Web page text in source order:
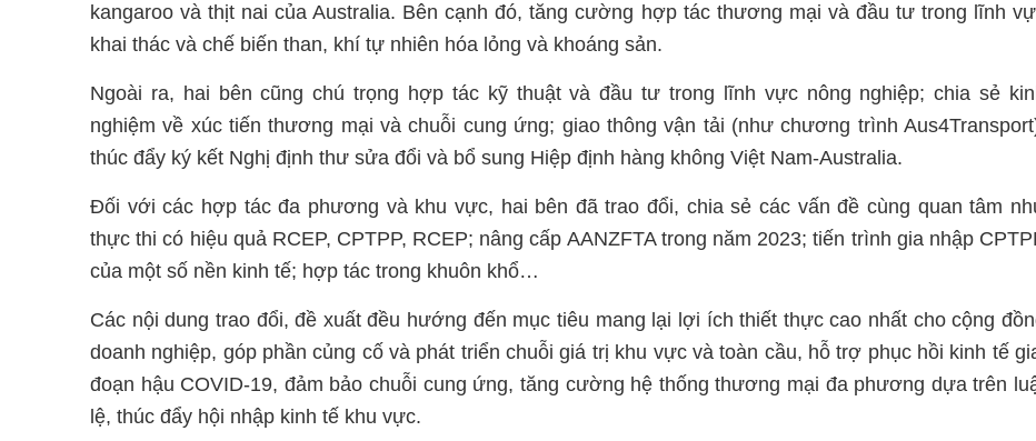
kangaroo và thịt nai của Australia. Bên cạnh đó, tăng cường hợp tác thương mại và đầu tư trong lĩnh
khai thác và chế biến than, khí tự nhiên hóa lỏng và khoáng sản.
Ngoài ra, hai bên cũng chú trọng hợp tác kỹ thuật và đầu tư trong lĩnh vực nông nghiệp; chia sẻ
nghiệm về xúc tiến thương mại và chuỗi cung ứng; giao thông vận tải (như chương trình
thúc đẩy ký kết Nghị định thư sửa đổi và bổ sung Hiệp định hàng không Việt Nam-Australia.
Đối với các hợp tác đa phương và khu vực, hai bên đã trao đổi, chia sẻ các vấn đề cùng quan tâm
thực thi có hiệu quả RCEP, CPTPP, RCEP; nâng cấp AANZFTA trong năm 2023; tiến trình gia nhập
của một số nền kinh tế; hợp tác trong khuôn khổ…
Các nội dung trao đổi, đề xuất đều hướng đến mục tiêu mang lại lợi ích thiết thực cao nhất cho cộng
doanh nghiệp, góp phần củng cố và phát triển chuỗi giá trị khu vực và toàn cầu, hỗ trợ phục hồi kinh tế
đoạn hậu COVID-19, đảm bảo chuỗi cung ứng, tăng cường hệ thống thương mại đa phương dựa trên
lệ, thúc đẩy hội nhập kinh tế khu vực.